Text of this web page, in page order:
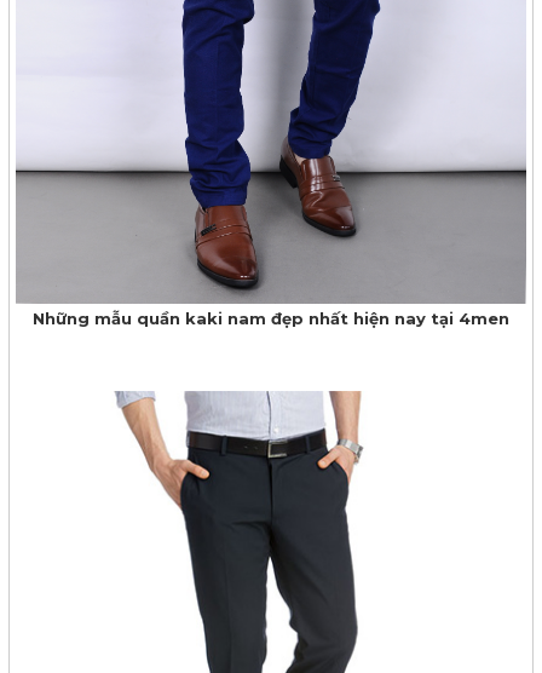
Những mẫu quần kaki nam đẹp nhất hiện nay tại 4men